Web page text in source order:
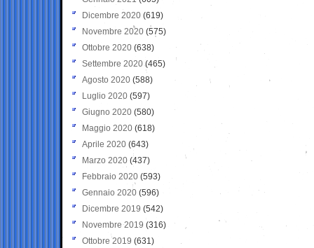
Dicembre 2020 (619)
Novembre 2020 (575)
Ottobre 2020 (638)
Settembre 2020(465)
Agosto 2020 (588)
Luglio 2020 (597)
Giugno 2020 (580)
Maggio 2020 (618)
Aprile 2020 (643)
Marzo 2020 (437)
Febbraio 2020 (593)
Gennaio 2020 (596)
Dicembre 2019 (542)
Novembre 2019 (316)
Ottobre 2019 (631)